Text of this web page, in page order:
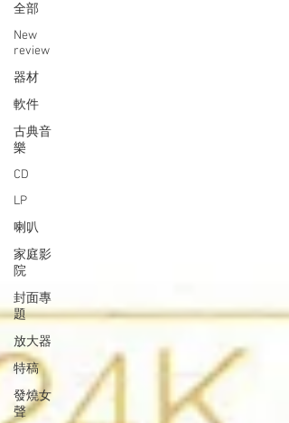
全部
New
review
器材
軟件
古典音
樂
CD
LP
喇叭
家庭影
院
封面專
題
放大器
特稿
發燒女
聲